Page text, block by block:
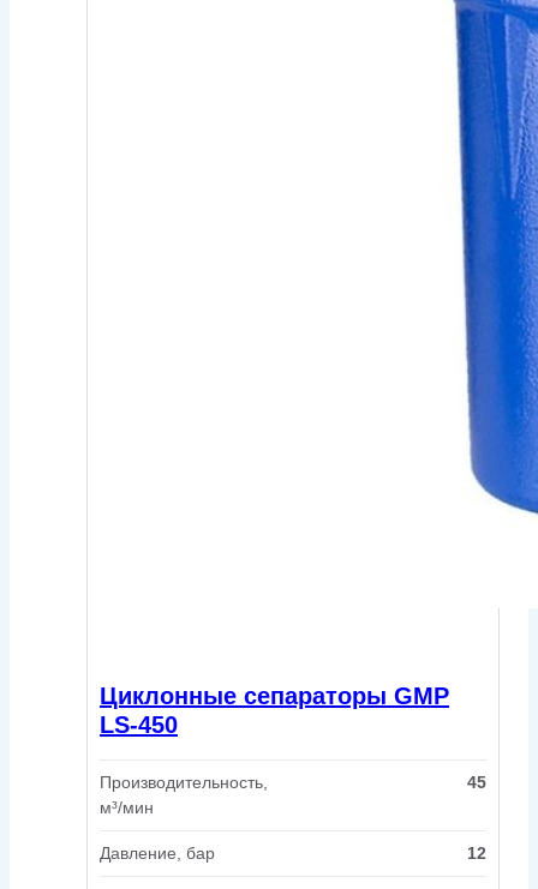
Циклонные сепараторы GMP
LS-450
Производительность,
м³/мин
45
Давление, бар 12